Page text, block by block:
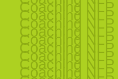
Coaching
Coaching
Coaching
Coaching
Coaching
Coaching
Coaching
Coaching
Coaching NLP